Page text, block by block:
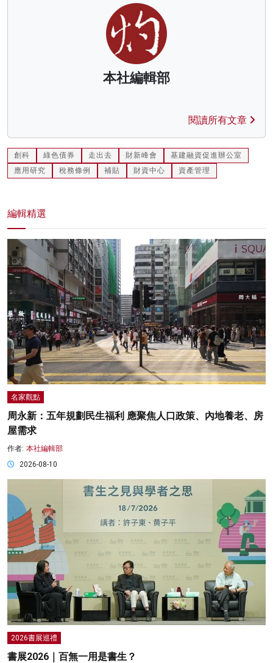
本社編輯部
閱讀所有文章
創科 綠色債券 走出去 財新峰會
基建融資促進辦公室
應用研究
稅務條例 補貼 財資中心 資產管理
編輯精選
名家觀點
周永新：五年規劃民生福利 應聚焦人口政策、內地養老、房
屋需求
作者: 本社編輯部
2026-08-10
2026書展巡禮
書展2026｜百無一用是書生？